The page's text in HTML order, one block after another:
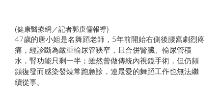
(健康醫療網／記者郭庚儒報導)
47歲的唐小姐是名舞蹈老師，5年前開始右側後腰窩劇烈疼
痛，經診斷為嚴重輸尿管狹窄，且合併腎臟、輸尿管積
水，腎功能只剩一半；雖然曾做傳統內視鏡手術，但仍頻
頻復發而感染發燒常跑急診，連最愛的舞蹈工作也無法繼
續從事。